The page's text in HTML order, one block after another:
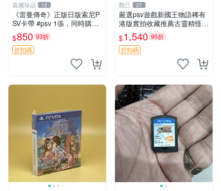
嘉藏珍品 12
《雷曼傳奇》正版日版索尼P
SV卡帶 #psv 1張，同時購第
二張起可減張， 成色如圖，
原相機拍攝，一卡一拍，因相
機，光線環境等因素，成色可
$850 93折
折扣碼
觀己 27
嚴選psv遊戲新國王物語稀有
港版實拍收藏推薦古靈精怪角
色扮演電玩 psv 新國王物語
港版 psv 游戲
$1,540 95折
折扣碼